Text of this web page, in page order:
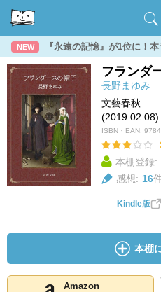
NEW 『永遠の記憶』が1位に！
フランダ
長野まゆみ
文藝春秋
(2019.02.08)
ISBN・EAN:
本棚登録:
感想: 16
Kindle版
本棚
Amazon